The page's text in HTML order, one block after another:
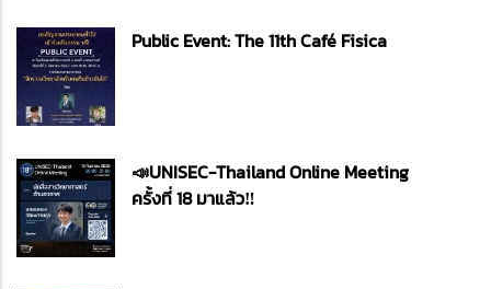
Public Event: The 11th Café Fisica
📣UNISEC-Thailand Online Meeting
ครั้งที่ 18 มาแล้ว‼️